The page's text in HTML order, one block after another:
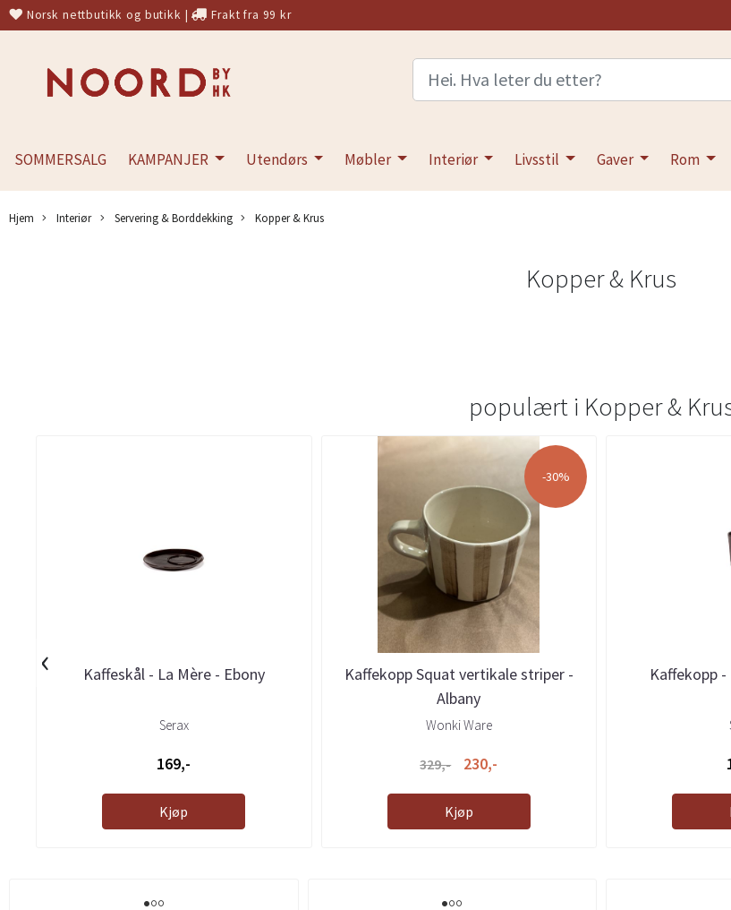
Norsk nettbutikk og butikk | Frakt fra 99 kr
SOMMERSALG KAMPANJER Utendørs Møbler Interiør Livsstil Gaver Rom
Hjem Interiør Servering & Borddekking Kopper & Krus
Kopper & Krus
populært i Kopper &
Kaffeskål - La Mère - Ebony
Serax
169,-
Kjøp
-30%
Kaffekopp Squat vertikale striper -
Albany
Wonki Ware
329,- 230,-
Kjøp
Kaffekopp -
‹